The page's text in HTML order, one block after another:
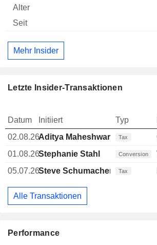
Performance
Mehr Insider
Letzte Insider-Transaktionen
Datum Initiiert Typ
02.08.26Aditya Maheshwari Tax
01.08.26Stephanie Stahl Conversion
05.07.26Steve Schumacher Tax
Alle Transaktionen